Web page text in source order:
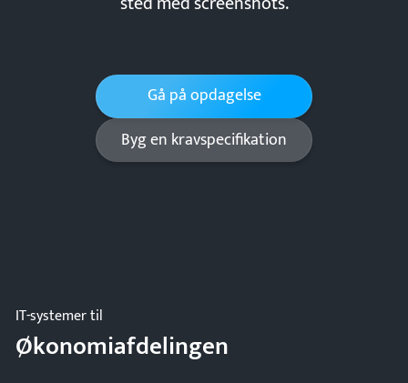
Gå på opdagelse
Byg en kravspecifikation
IT-systemer til
Økonomiafdelingen